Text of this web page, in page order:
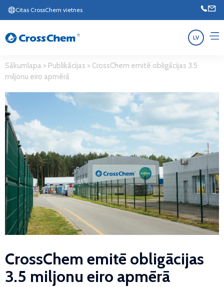
Citas CrossChem vietnes
LV
Sākumlapa > Publikācijas > CrossChem emitē obligācijas 3.5
miljonu eiro apmērā
CrossChem emitē obligācijas
3.5 miljonu eiro apmērā